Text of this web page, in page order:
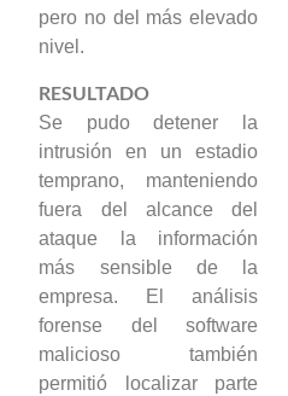
pero no del más elevado
nivel.
RESULTADO
Se pudo detener la
intrusión en un estadio
temprano, manteniendo
fuera del alcance del
ataque la información
más sensible de la
empresa. El análisis
forense del software
malicioso también
permitió localizar parte